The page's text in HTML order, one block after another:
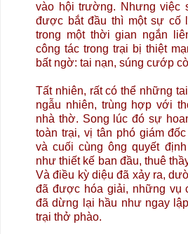
vào hội trường. Nhưng việc
được bắt đầu thì một sự cố
trong một thời gian ngắn
công tác trong trại bị thiệt
bất ngờ: tai nạn, súng cướp
Tất nhiên, rất có thể những
ngẫu nhiên, trùng hợp với
nhà thờ. Song lúc đó sự
toàn trại, vị tân phó giám
và cuối cùng ông quyết
như thiết kế ban đầu, thuê
Và điều kỳ diệu đã xảy ra,
đã được hóa giải, những vụ
đã dừng lại hầu như ngay
trại thở phào.